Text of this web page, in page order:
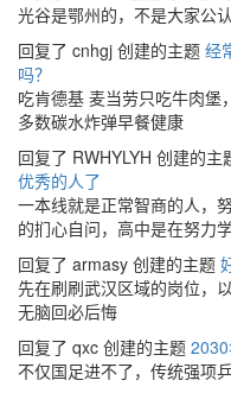
光谷是鄂州的，不是大家公
回复了 cnhgj 创建的主题 经
吗？
吃肯德基 麦当劳只吃牛肉堡
多数碳水炸弹早餐健康
回复了 RWHYLYH 创建的主
优秀的人了
一本线就是正常智商的人，
的扪心自问，高中是在努力
回复了 armasy 创建的主题
先在刷刷武汉区域的岗位，
无脑回必后悔
回复了 qxc 创建的主题 2030
不仅国足进不了，传统强项